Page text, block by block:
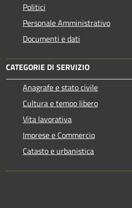
Politici
Personale Amministrativo
Documenti e dati
CATEGORIE DI SERVIZIO
Anagrafe e stato civile
Cultura e tempo libero
Vita lavorativa
Imprese e Commercio
Catasto e urbanistica